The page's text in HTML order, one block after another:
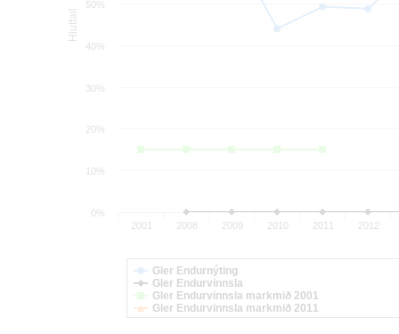
Hlutfall
Gler Endurnýting
Gler Endurvinnsla
Gler Endurvinnsla markmið 2001
Gler Endurvinnsla markmið 2011
2001 2008 2009 2010 2011 2012
0%
10%
20%
30%
40%
50%